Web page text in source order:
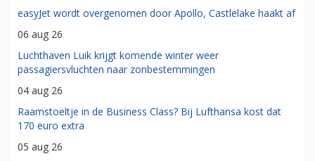
easyJet wordt overgenomen door Apollo, Castlelake haakt af
06 aug 26
Luchthaven Luik krijgt komende winter weer
passagiersvluchten naar zonbestemmingen
04 aug 26
Raamstoeltje in de Business Class? Bij Lufthansa kost dat
170 euro extra
05 aug 26